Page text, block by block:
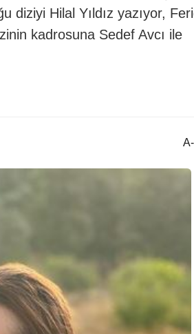
diziyi Hilal Yıldız yazıyor,
kadrosuna Sedef Avcı ile